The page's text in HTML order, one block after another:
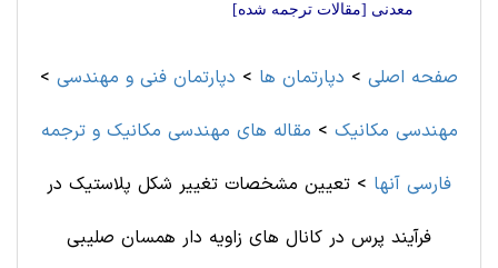
معدنی [مقالات ترجمه شده]
صفحه اصلی > دپارتمان ها > دپارتمان فنی و مهندسی >
مهندسی مکانیک > مقاله های مهندسی مکانیک و ترجمه
فارسی آنها > تعیین مشخصات تغییر شکل پلاستیک در
فرآیند پرس در کانال های زاویه دار همسان صلیبی